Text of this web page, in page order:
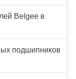
Belgee в
подшипников